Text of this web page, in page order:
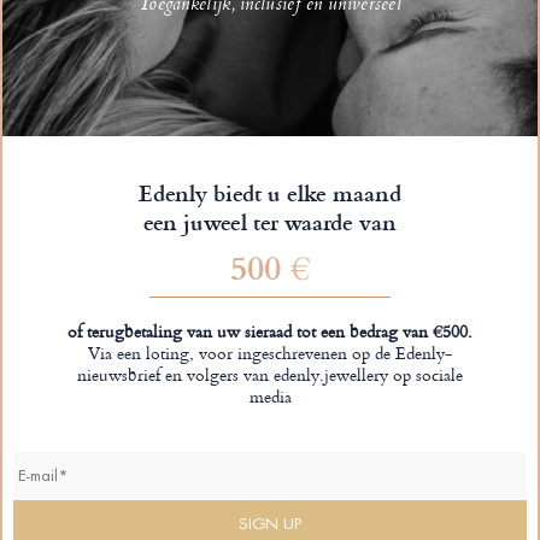
verantwoordelijke partners die hoge ethische normen respecteren.
Edenly biedt u elke maand
een juweel ter waarde van
500 €
of terugbetaling van uw sieraad tot een bedrag van €500.
Via een loting, voor ingeschrevenen op de Edenly-
nieuwsbrief en volgers van edenly.jewellery op sociale
media